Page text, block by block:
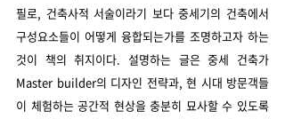
필로, 건축사적 서술이라기 보다 중세기의 건축에서
구성요소들이 어떻게 융합되는가를 조명하고자 하는
것이 책의 취지이다. 설명하는 글은 중세 건축가
Master builder의 디자인 전략과, 현 시대 방문객들
이 체험하는 공간적 현상을 충분히 묘사할 수 있도록